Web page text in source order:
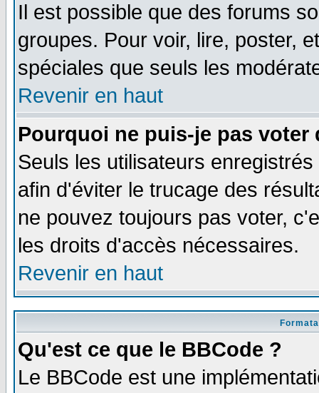
Il est possible que des forums
groupes. Pour voir, lire, poster,
spéciales que seuls les
Revenir en haut
Pourquoi ne puis-je pas voter
Seuls les utilisateurs
afin d'éviter le trucage des
ne pouvez toujours pas voter,
les droits d'accès nécessaires.
Revenir en haut
Qu'est ce que le BBCode ?
Le BBCode est une